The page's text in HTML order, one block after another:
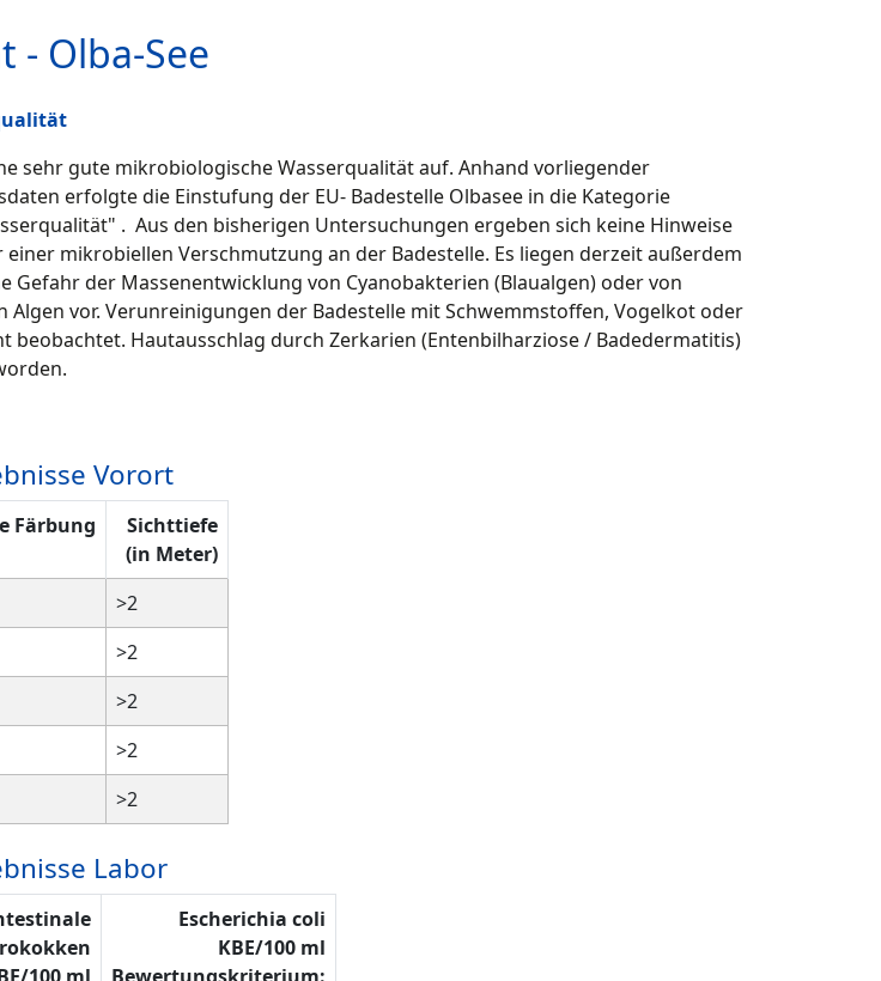
- Olba-See
sehr gute mikrobiologische Wasserqualität auf. Anhand vorliegender
erfolgte die Einstufung der EU- Badestelle Olbasee in die Kategorie
. Aus den bisherigen Untersuchungen ergeben sich keine Hinweise
mikrobiellen Verschmutzung an der Badestelle. Es liegen derzeit außerdem
Gefahr der Massenentwicklung von Cyanobakterien (Blaualgen) oder von
vor. Verunreinigungen der Badestelle mit Schwemmstoffen, Vogelkot oder
beobachtet. Hautausschlag durch Zerkarien (Entenbilharziose / Badedermatitis)
Vorort
Färbung
Sichttiefe
(in Meter)
>2
>2
>2
>2
>2
Labor
Escherichia coli
KBE/100 ml